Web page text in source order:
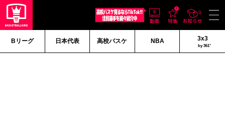
Bリーグ 日本代表 高校バスケ NBA 3x3
by 361°